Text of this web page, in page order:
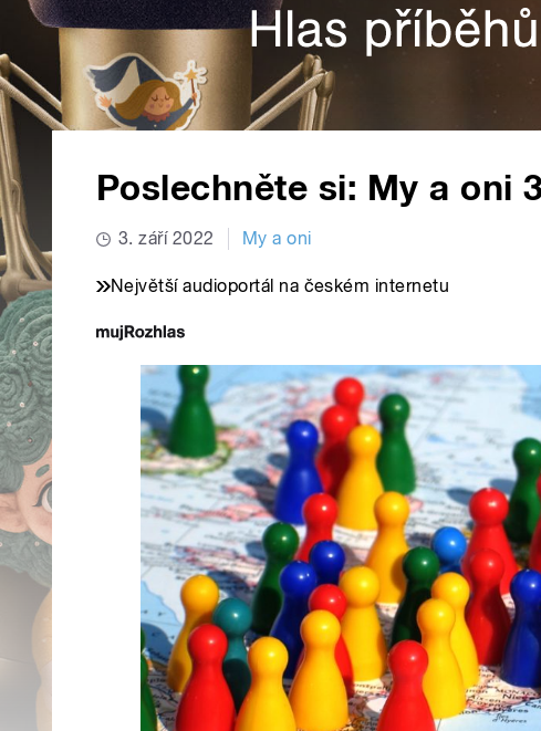
Poslechněte si: My a oni
3. září 2022 My a oni
Největší audioportál na českém internetu